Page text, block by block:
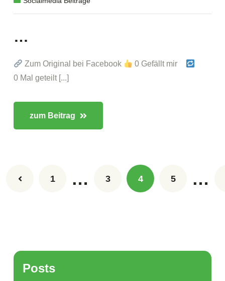
…
Zum Original bei Facebook
0 Gefällt mir
0 Mal geteilt [...]
zum Beitrag
1 … 3 4 5 …
Posts